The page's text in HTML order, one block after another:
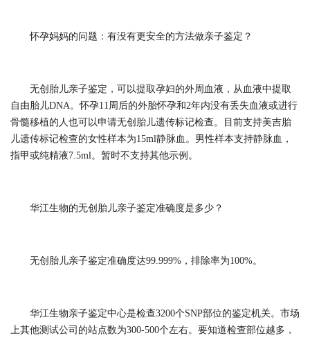
怀孕妈妈的问题：有没有更安全的方法做亲子鉴定？
无创胎儿亲子鉴定，可以提取孕妇的外周血液，从血液中提取
自由胎儿DNA。怀孕11周后的外胎怀孕和2年内没有丢失血液或进行
骨髓移植的人也可以申请无创胎儿遗传标记检查。目前支持美吉胎
儿遗传标记检查的女性样本为15ml静脉血。男性样本支持静脉血，
指甲或纯精液7.5ml。暂时不支持其他示例。
华江生物的无创胎儿亲子鉴定准确度是多少？
无创胎儿亲子鉴定准确度达99.999%，排除率为100%。
华江生物亲子鉴定中心是检查3200个SNP部位的鉴定机关。市场
上其他测试公司的站点数为300-500个左右。要知道检查部位越多，